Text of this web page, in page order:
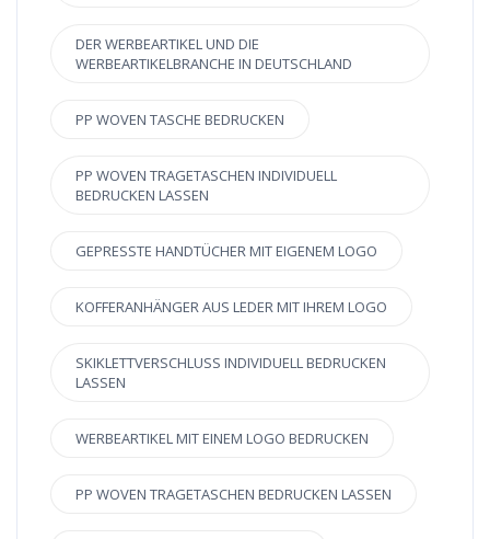
DER WERBEARTIKEL UND DIE
WERBEARTIKELBRANCHE IN DEUTSCHLAND
PP WOVEN TASCHE BEDRUCKEN
PP WOVEN TRAGETASCHEN INDIVIDUELL
BEDRUCKEN LASSEN
GEPRESSTE HANDTÜCHER MIT EIGENEM LOGO
KOFFERANHÄNGER AUS LEDER MIT IHREM LOGO
SKIKLETTVERSCHLUSS INDIVIDUELL BEDRUCKEN
LASSEN
WERBEARTIKEL MIT EINEM LOGO BEDRUCKEN
PP WOVEN TRAGETASCHEN BEDRUCKEN LASSEN